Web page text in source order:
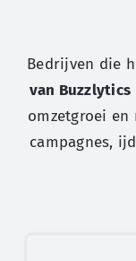
Bedrijven die
van Buzzlytics
omzetgroei en
campagnes,